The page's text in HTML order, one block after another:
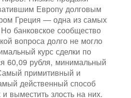
Европу долговым
Греция — одна из самых
банковское сообщество
вопроса долго не могло
курс сделки по
60,09 рубля, минимальный
примитивный и
действенный способ
выместить злость на них.